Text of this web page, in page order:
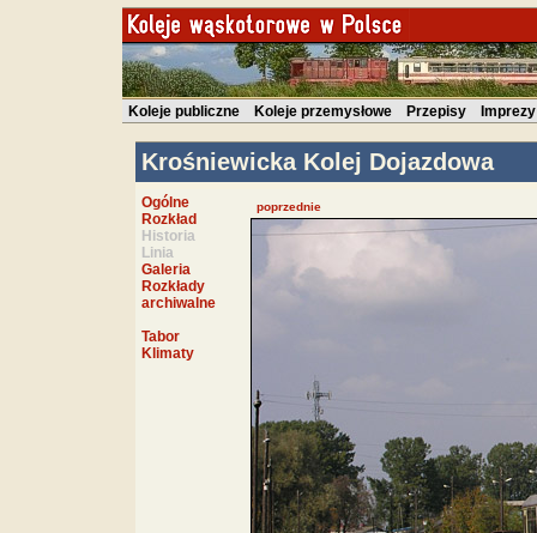
Koleje publiczne Koleje przemysłowe Przepisy Imprezy
Krośniewicka Kolej Dojazdowa
Ogólne
Rozkład
Historia
Linia
Galeria
Rozkłady
archiwalne
Tabor
Klimaty
poprzednie